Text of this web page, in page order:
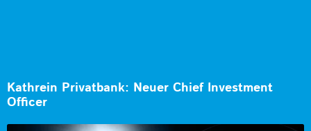
Kathrein Privatbank: Neuer Chief Investment
Officer